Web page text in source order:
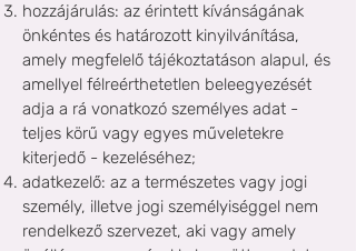
hozzájárulás: az érintett kívánságának
önkéntes és határozott kinyilvánítása,
amely megfelelő tájékoztatáson alapul, és
amellyel félreérthetetlen beleegyezését
adja a rá vonatkozó személyes adat -
teljes körű vagy egyes műveletekre
kiterjedő - kezeléséhez;
adatkezelő: az a természetes vagy jogi
személy, illetve jogi személyiséggel nem
rendelkező szervezet, aki vagy amely